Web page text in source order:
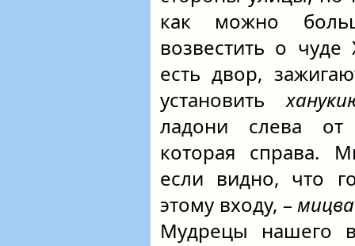
как можно
возвестить о
есть двор,
установить
ладони слева
которая справа.
если видно, что
этому входу, –мицва
Мудрецы нашего